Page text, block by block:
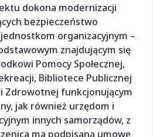
dokona modernizacji
bezpieczeństwo
organizacyjnym –
znajdującym się
Pomocy Społecznej,
Bibliotece Publicznej
Zdrowotnej funkcjonującym
jak również urzędom i
innych samorządów, z
ma podpisaną umowę